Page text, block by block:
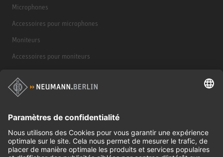
Microphones
Accessoires pour microphones
Moniteurs
Accessoires pour moniteurs
Produits historiques